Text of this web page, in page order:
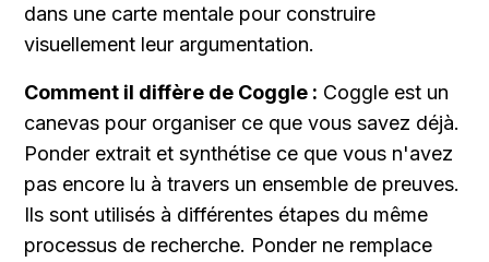
dans une carte mentale pour construire
visuellement leur argumentation.
Comment il diffère de Coggle : Coggle est un
canevas pour organiser ce que vous savez déjà.
Ponder extrait et synthétise ce que vous n'avez
pas encore lu à travers un ensemble de preuves.
Ils sont utilisés à différentes étapes du même
processus de recherche. Ponder ne remplace